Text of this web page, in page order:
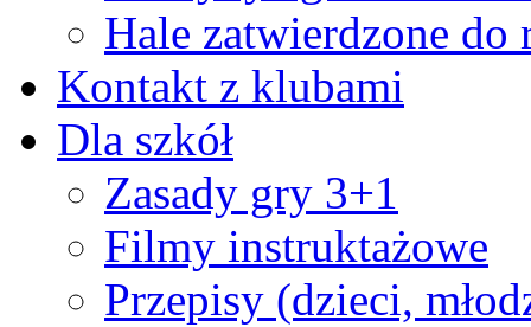
Hale zatwierdzone
Kontakt z klubami
Dla szkół
Zasady gry 3+1
Filmy instruktażowe
Przepisy (dzieci,